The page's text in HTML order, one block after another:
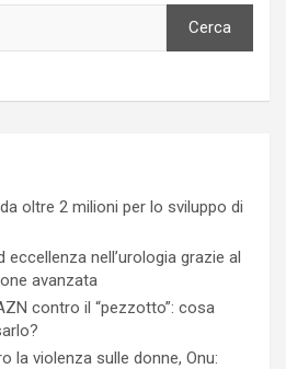
Cerca
oltre 2 milioni per lo sviluppo di
eccellenza nell’urologia grazie al
avanzata
contro il “pezzotto”: cosa
la violenza sulle donne, Onu: